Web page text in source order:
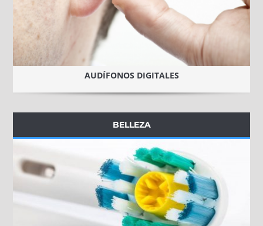
AUDÍFONOS DIGITALES
BELLEZA